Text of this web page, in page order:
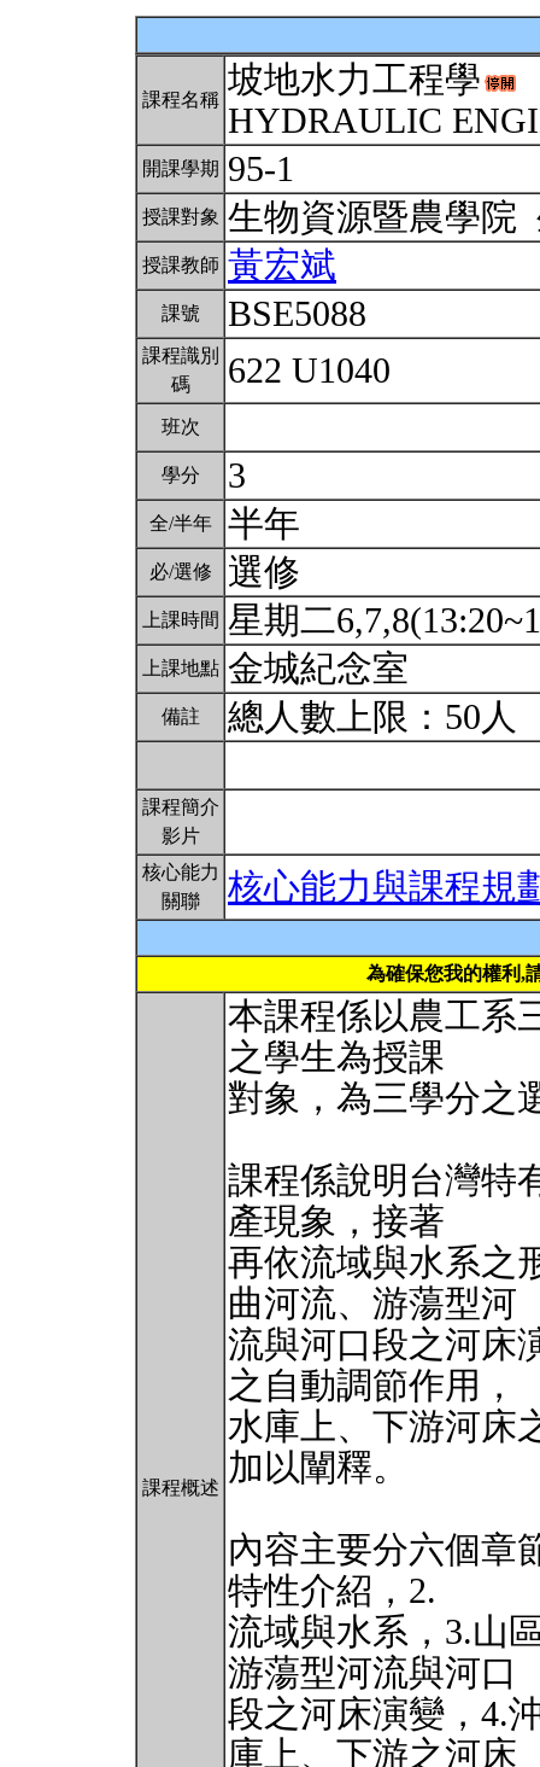
課程名稱 坡地水力工程學
HYDRAULIC
開課學期 95-1
授課對象 生物資源暨農學
授課教師 黃宏斌
課號 BSE5088
課程識別
碼
622 U1040
班次
學分 3
全/半年 半年
必/選修 選修
上課時間 星期二
上課地點 金城紀念室
備註 總人數上限：50人
課程簡介
影片
核心能力
關聯
核心能力與課程規
為確保您我的權利,
課程概述
本課程係以農工系
之學生為授課
對象，為三學分之
課程係說明台灣特
產現象，接著
再依流域與水系之
曲河流、游蕩型河
流與河口段之河床
之自動調節作用，
水庫上、下游河床
加以闡釋。
內容主要分六個章
特性介紹，2.
流域與水系，3.山
游蕩型河流與河口
段之河床演變，4.
庫上、下游之河床